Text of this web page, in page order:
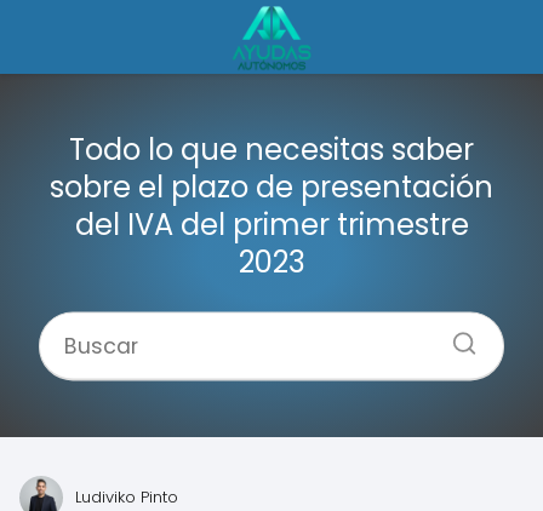
Todo lo que necesitas saber
sobre el plazo de presentación
del IVA del primer trimestre
2023
Ludiviko Pinto